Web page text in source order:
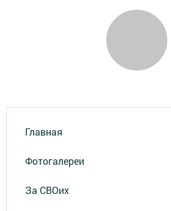
Главная
Фотогалереи
За СВОих